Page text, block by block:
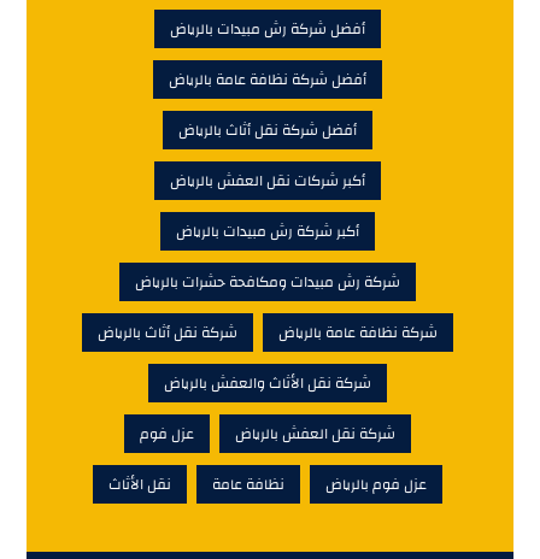
أفضل شركة رش مبيدات بالرياض
أفضل شركة نظافة عامة بالرياض
أفضل شركة نقل أثاث بالرياض
أكبر شركات نقل العفش بالرياض
أكبر شركة رش مبيدات بالرياض
شركة رش مبيدات ومكافحة حشرات بالرياض
شركة نظافة عامة بالرياض
شركة نقل أثاث بالرياض
شركة نقل الأثاث والعفش بالرياض
شركة نقل العفش بالرياض
عزل فوم
عزل فوم بالرياض
نظافة عامة نقل الأثاث